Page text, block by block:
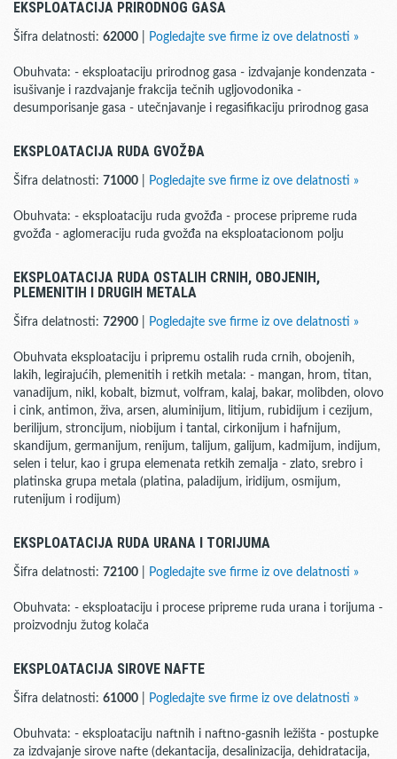
EKSPLOATACIJA PRIRODNOG GASA
Šifra delatnosti: 62000 Pogledajte sve firme iz ove delatnosti »
Obuhvata: - eksploataciju prirodnog gasa - izdvajanje kondenzata -
isušivanje i razdvajanje frakcija tečnih ugljovodonika -
desumporisanje gasa - utečnjavanje i regasifikaciju prirodnog gasa
EKSPLOATACIJA RUDA GVOŽĐA
Šifra delatnosti: 71000 Pogledajte sve firme iz ove delatnosti »
Obuhvata: - eksploataciju ruda gvožđa - procese pripreme ruda
gvožđa - aglomeraciju ruda gvožđa na eksploatacionom polju
EKSPLOATACIJA RUDA OSTALIH CRNIH, OBOJENIH,
PLEMENITIH I DRUGIH METALA
Šifra delatnosti: 72900 Pogledajte sve firme iz ove delatnosti »
Obuhvata eksploataciju i pripremu ostalih ruda crnih, obojenih,
lakih, legirajućih, plemenitih i retkih metala: - mangan, hrom, titan,
vanadijum, nikl, kobalt, bizmut, volfram, kalaj, bakar, molibden, olovo
i cink, antimon, živa, arsen, aluminijum, litijum, rubidijum i cezijum,
berilijum, stroncijum, niobijum i tantal, cirkonijum i hafnijum,
skandijum, germanijum, renijum, talijum, galijum, kadmijum, indijum,
selen i telur, kao i grupa elemenata retkih zemalja - zlato, srebro i
platinska grupa metala (platina, paladijum, iridijum, osmijum,
rutenijum i rodijum)
EKSPLOATACIJA RUDA URANA I TORIJUMA
Šifra delatnosti: 72100 Pogledajte sve firme iz ove delatnosti »
Obuhvata: - eksploataciju i procese pripreme ruda urana i torijuma -
proizvodnju žutog kolača
EKSPLOATACIJA SIROVE NAFTE
Šifra delatnosti: 61000 Pogledajte sve firme iz ove delatnosti »
Obuhvata: - eksploataciju naftnih i naftno-gasnih ležišta - postupke
za izdvajanje sirove nafte (dekantacija, desalinizacija, dehidratacija,